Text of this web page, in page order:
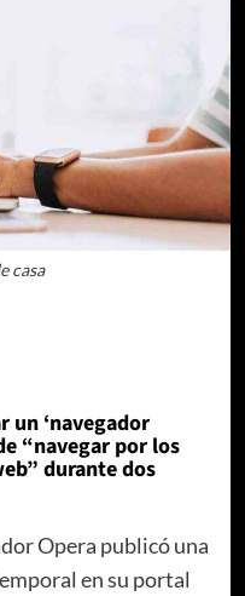
casa
un ‘navegador
“navegar por los
durante dos
Opera publicó una
en su portal